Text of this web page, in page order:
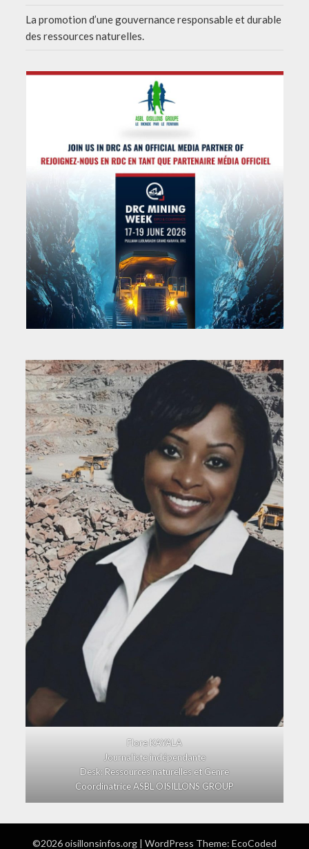
La promotion d’une gouvernance responsable et durable
des ressources naturelles.
Flore KAYALA
Journaliste indépendante
Desk: Ressources naturelles et Genre
Coordinatrice ASBL OISILLONS GROUP
©2026 oisillonsinfos.org | WordPress Theme: EcoCoded